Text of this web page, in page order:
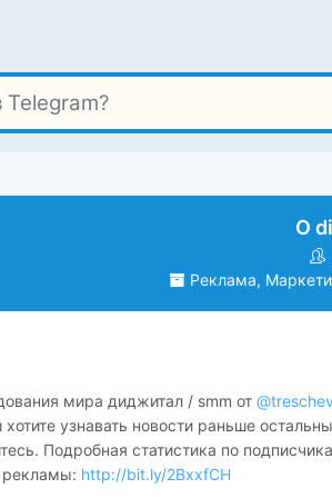
О
Реклама,
мира диджитал / smm от
хотите узнавать новости раньше
Подробная статистика по
рекламы: http://bit.ly/2BxxfCH